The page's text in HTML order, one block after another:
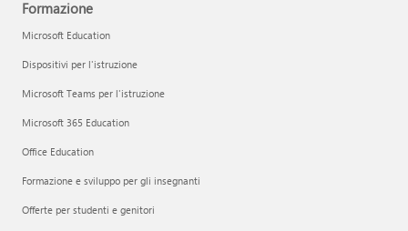
Formazione
Microsoft Education
Dispositivi per l'istruzione
Microsoft Teams per l'istruzione
Microsoft 365 Education
Office Education
Formazione e sviluppo per gli insegnanti
Offerte per studenti e genitori